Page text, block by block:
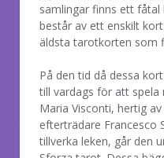
samlingar finns ett
består av ett enskilt
äldsta tarotkorten som
På den tid då dessa
till vardags för att spela
Maria Visconti, hertig
efterträdare Francesco
tillverka leken, går den